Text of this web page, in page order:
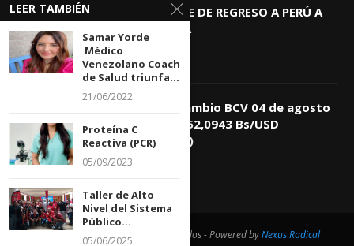
KEIKO TRAE DE REGRESO A PERÚ A
GIOVANNA
Tasa de Cambio BCV 04 de agosto
de 2026: 752,0943 Bs/USD
(+0,4418%)
04/08/2026
@2021 - Todos los derechos reservados - Powered byNexus Radical
LEER TAMBIÉN
Samar Yorde
Médico
Venezolano Coach
de Salud triunfa...
21/06/2022
Proteína C
Reactiva (PCR)
05/09/2023
Taller de Alto
Nivel del Sistema
Público...
05/06/2025